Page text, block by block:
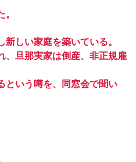
しい家庭を築いている。
、旦那実家は倒産、非正規雇
という噂を、同窓会で聞い